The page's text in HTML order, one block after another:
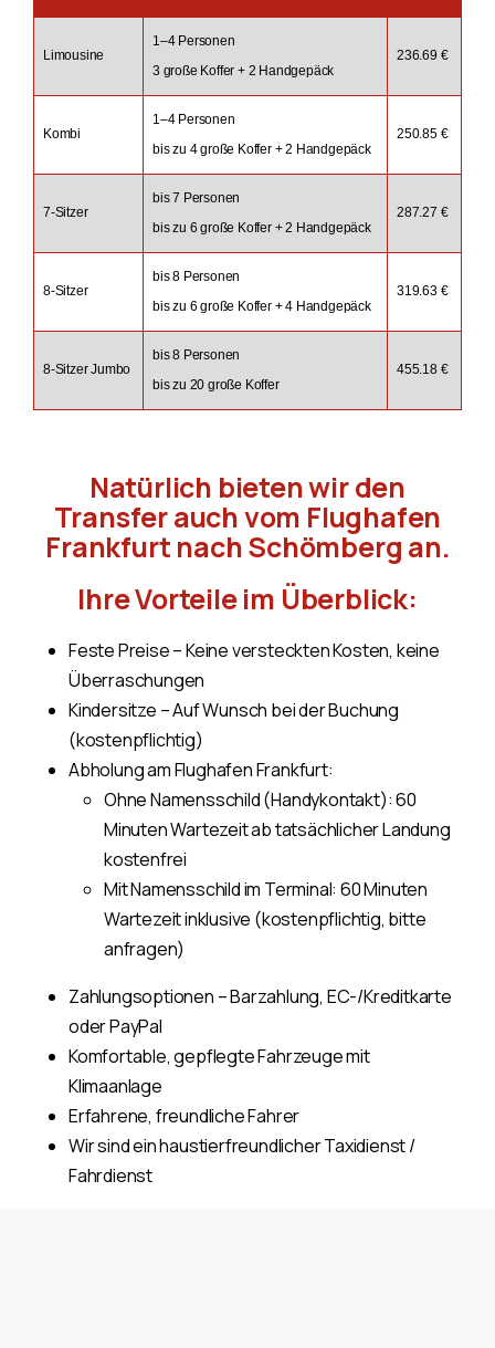
Limousine
1–4 Personen
3 große Koffer + 2 Handgepäck
236.69 €
Kombi
1–4 Personen
bis zu 4 große Koffer + 2 Handgepäck
250.85 €
7-Sitzer
bis 7 Personen
bis zu 6 große Koffer + 2 Handgepäck
287.27 €
8-Sitzer
bis 8 Personen
bis zu 6 große Koffer + 4 Handgepäck
319.63 €
8-Sitzer Jumbo
bis 8 Personen
bis zu 20 große Koffer
455.18 €
Natürlich bieten wir den
Transfer auch vom Flughafen
Frankfurt nach Schömberg an.
Ihre Vorteile im Überblick:
Feste Preise – Keine versteckten Kosten, keine
Überraschungen
Kindersitze – Auf Wunsch bei der Buchung
(kostenpflichtig)
Abholung am Flughafen Frankfurt:
Ohne Namensschild (Handykontakt): 60
Minuten Wartezeit ab tatsächlicher Landung
kostenfrei
Mit Namensschild im Terminal: 60 Minuten
Wartezeit inklusive (kostenpflichtig, bitte
anfragen)
Zahlungsoptionen – Barzahlung, EC-/Kreditkarte
oder PayPal
Komfortable, gepflegte Fahrzeuge mit
Klimaanlage
Erfahrene, freundliche Fahrer
Wir sind ein haustierfreundlicher Taxidienst /
Fahrdienst